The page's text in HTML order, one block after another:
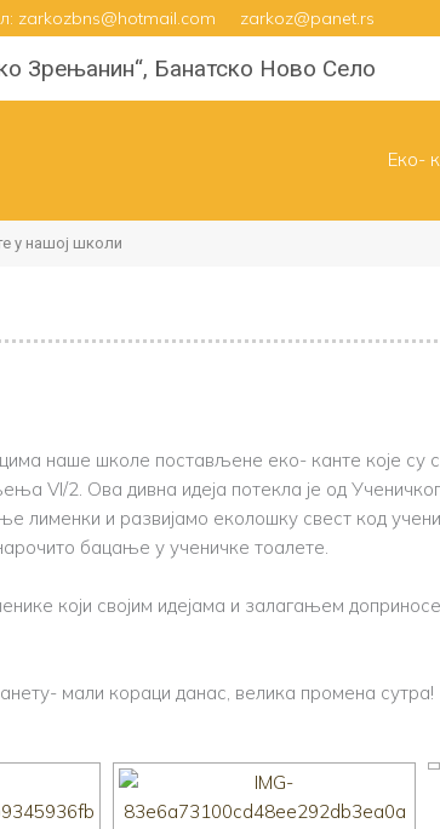
zarkozbns@hotmail.com zarkoz@panet.rs
Зрењанин“, Банатско Ново Село
Еко-
у нашој школи
наше школе постављене еко- канте које су
VI/2. Ова дивна идеја потекла је од
лименки и развијамо еколошку свест код
бацање у ученичке тоалете.
који својим идејама и залагањем
мали кораци данас, велика промена сутра!